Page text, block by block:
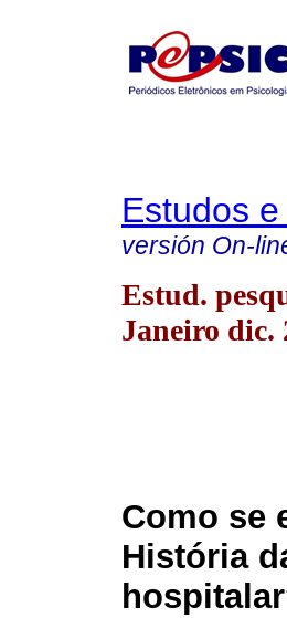
Estudos
versión On-
Estud.
Janeiro dic.
Como se
História